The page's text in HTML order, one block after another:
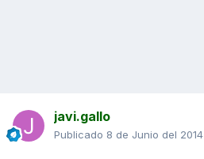
javi.gallo
Publicado 8 de Junio del 2014